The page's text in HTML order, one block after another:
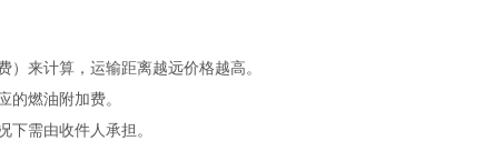
来计算，运输距离越远价格越高。
的燃油附加费。
下需由收件人承担。